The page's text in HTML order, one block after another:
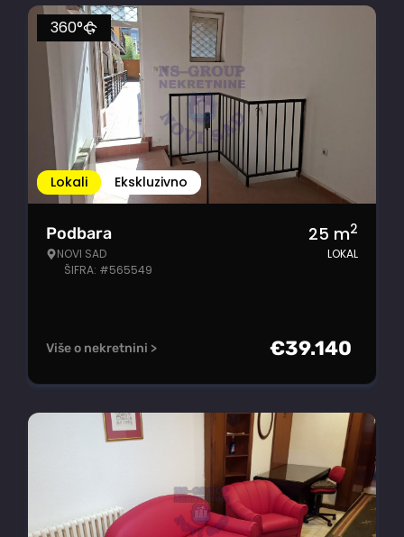
Lokali Ekskluzivno
360°
Podbara
NOVI SAD
ŠIFRA: #565549
25 m2
LOKAL
Više o nekretnini > €39.140